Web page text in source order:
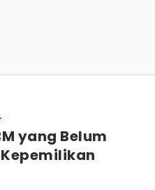
yang Belum